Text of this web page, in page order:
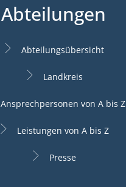
Abteilungen
Abteilungsübersicht
Landkreis
Ansprechpersonen von A bis Z
Leistungen von A bis Z
Presse